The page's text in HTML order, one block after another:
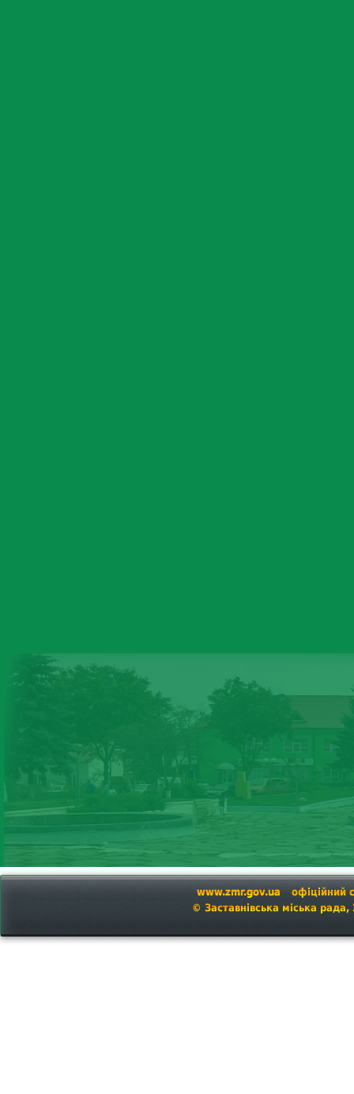
www.zmr.gov.ua
офіційний
© Заставнівська міська рада,